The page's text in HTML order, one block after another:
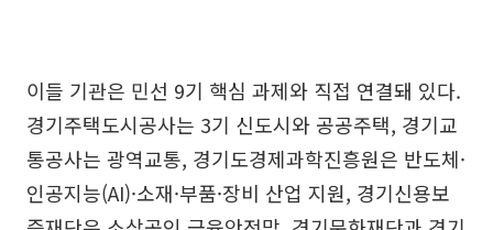
이들 기관은 민선 9기 핵심 과제와 직접 연결돼 있다.
경기주택도시공사는 3기 신도시와 공공주택, 경기교
통공사는 광역교통, 경기도경제과학진흥원은 반도체·
인공지능(AI)·소재·부품·장비 산업 지원, 경기신용보